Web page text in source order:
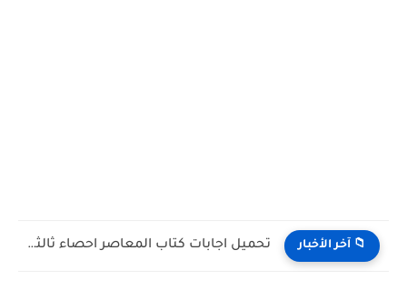
📁 آخر الأخبار تحميل اجابات كتاب GEM للصف الثالث الثانوى 2027 PDF (ملف...